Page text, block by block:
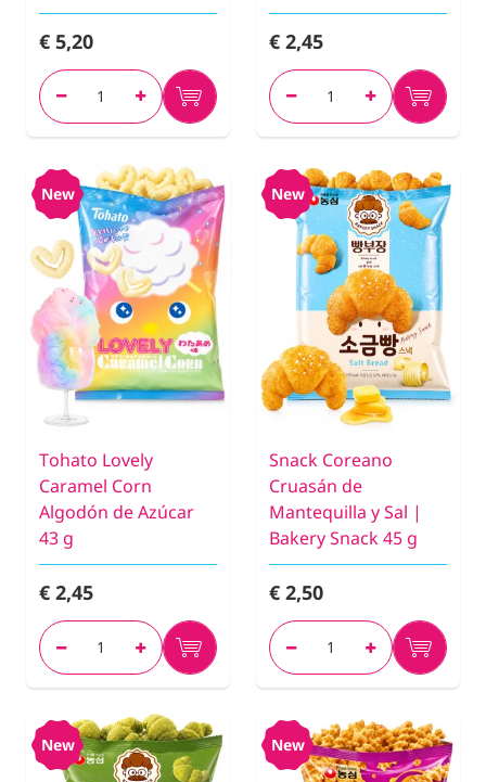
€ 5,20 € 2,45
New
Tohato Lovely
Caramel Corn
Algodón de Azúcar
43 g
€ 2,45
New
Snack Coreano
Cruasán de
Mantequilla y Sal |
Bakery Snack 45 g
€ 2,50
New New